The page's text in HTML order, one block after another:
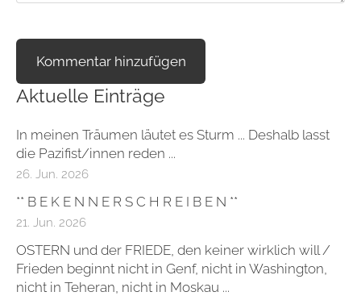
Aktuelle Einträge
In meinen Träumen läutet es Sturm ... Deshalb lasst
die Pazifist/innen reden ...
26. Jun. 2026
** B E K E N N E R S C H R E I B E N **
21. Jun. 2026
OSTERN und der FRIEDE, den keiner wirklich will /
Frieden beginnt nicht in Genf, nicht in Washington,
nicht in Teheran, nicht in Moskau ...